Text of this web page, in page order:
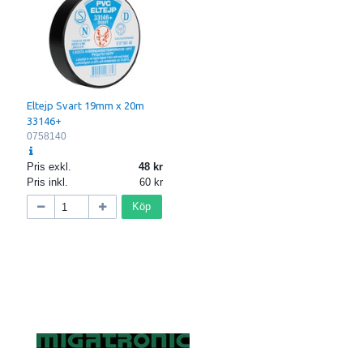
Eltejp Svart 19mm x 20m
33146+
0758140
Pris exkl.
48
Pris inkl.
60
Köp